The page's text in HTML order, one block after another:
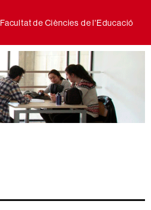
Facultat de Ciències de l'Educació